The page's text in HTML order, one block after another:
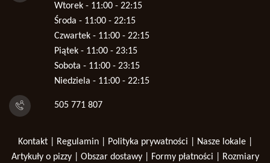
Wtorek - 11:00 - 22:15
Środa - 11:00 - 22:15
Czwartek - 11:00 - 22:15
Piątek - 11:00 - 23:15
Sobota - 11:00 - 23:15
Niedziela - 11:00 - 22:15
505 771 807
Kontakt| Regulamin| Polityka prywatności Nasze lokale|
Artykuły o pizzy| Obszar dostawy| Formy płatności
Rozmiary